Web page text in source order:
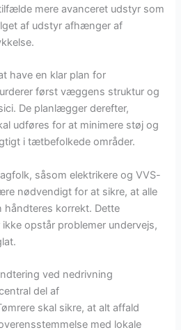
mere avanceret udstyr som
af udstyr afhænger af
have en klar plan for
først væggens struktur og
De planlægger derefter,
udføres for at minimere støj og
i tætbefolkede områder.
såsom elektrikere og VVS-
nødvendigt for at sikre, at alle
håndteres korrekt. Dette
opstår problemer undervejs,
ved nedrivning
del af
skal sikre, at alt affald
med lokale